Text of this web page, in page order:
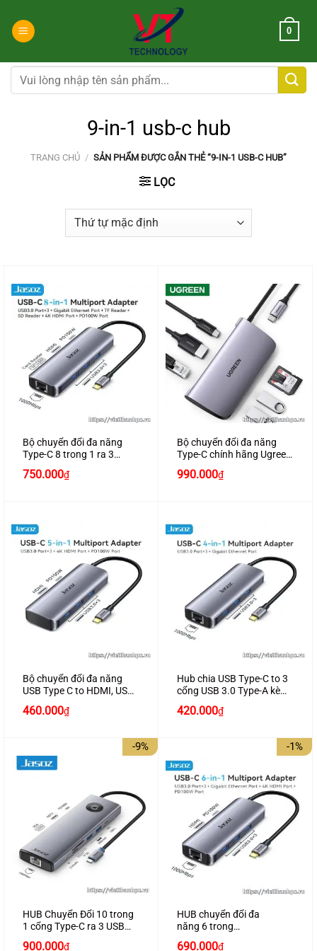
đến
dung
0
Tìm
kiếm:
9-in-1 usb-c hub
TRANG CHỦ / SẢN PHẨM ĐƯỢC GẮN THẺ “9-IN-1 USB-C HUB”
LỌC
Bộ chuyển đổi đa năng
Type-C 8 trong 1 ra 3
Gigabit RJ45 chính
750.000₫
Bộ chuyển đổi đa năng
Type-C chính hãng Ugreen
990.000₫
Bộ chuyển đổi đa năng
USB Type C to HDMI, USB
JASOZ H109
460.000₫
Hub chia USB Type-C to 3
cổng USB 3.0 Type-A kèm
chính hãng JASOZ H108
420.000₫
-9%
HUB Chuyển Đổi 10 trong
1 cổng Type-C ra 3 USB
3.0 + 3.5AV + VGA + HDMI
Giá
900.000₫Giá
-1%
HUB chuyển đổi đa
năng 6 trong
1 cổng TypeC ra 3 USB 3.0
Giá
690.000₫Giá